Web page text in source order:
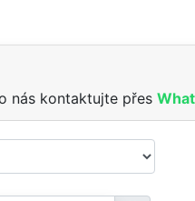
nás kontaktujte přes